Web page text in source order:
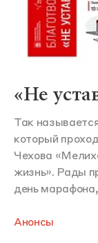
«Не
Так
который
Чехова
жизнь». Рады
день
Анонсы